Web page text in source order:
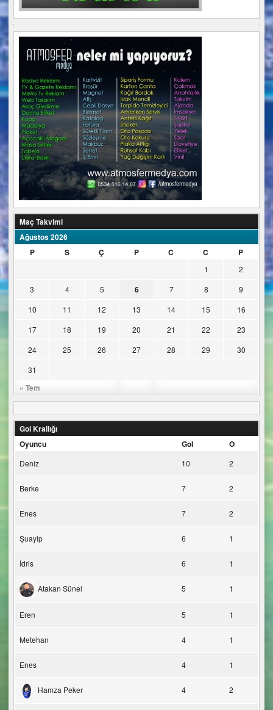
Maç Takvimi
Ağustos 2026
P
S Ç P C C P
« Tem
1
2
3
4 5 6 7 8
9
10
11 12 13 14 15
16
17
18 19 20 21 22
23
24
25 26 27 28 29
30
31
Gol Krallığı
Oyuncu
Gol O
Deniz 10 2
Berke 7 2
Enes 7 2
Şuayip 6 1
İdris 6 1
Atakan Sünel 5 1
Eren 5 1
Metehan 4 1
Enes 4 1
Hamza Peker 4 2